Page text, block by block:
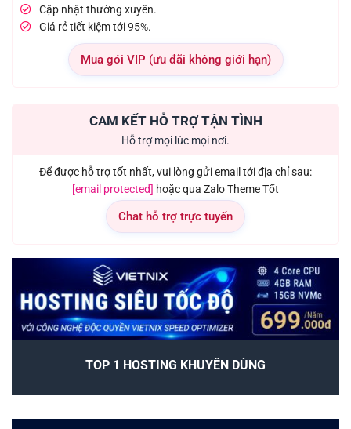
Cập nhật thường xuyên.
Giá rẻ tiết kiệm tới 95%.
Mua gói VIP (ưu đãi không giới hạn)
CAM KẾT HỖ TRỢ TẬN TÌNH
Hỗ trợ mọi lúc mọi nơi.
Để được hỗ trợ tốt nhất, vui lòng gửi email tới địa chỉ sau:
[email protected] hoặc qua Zalo Theme Tốt
Chat hỗ trợ trực tuyến
TOP 1 HOSTING KHUYÊN DÙNG